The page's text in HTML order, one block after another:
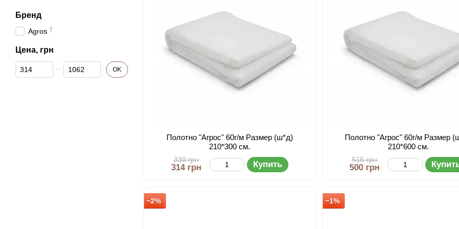
Полотно "Aгрос" 60г/м Размер (ш*д)
210*300 см.
330 грн
314 грн Купить
Полотно "Aгрос" 60г/м Размер
210*600 см.
515 грн
500 грн
−2% −1%
Бренд
Agros 7
Цена, грн
От Цена, грн
До Цена, грн OK